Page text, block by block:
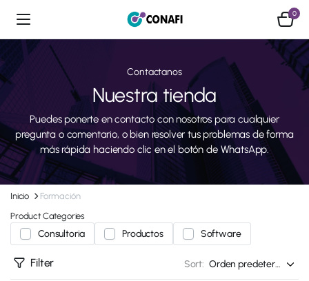
0
Contactanos
Nuestra tienda
Puedes ponerte en contacto con nosotros para cualquier
pregunta o comentario, o bien resolver tus problemas de forma
más rápida haciendo clic en el botón de WhatsApp.
Inicio
Formación
Product Categories
Consultoria Productos Software
Filter Sort: